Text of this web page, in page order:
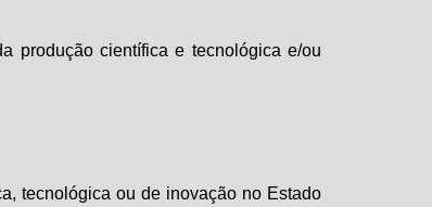
produção científica e tecnológica e/ou
tecnológica ou de inovação no Estado